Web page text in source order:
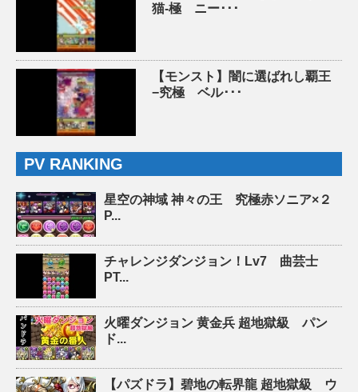
猫-極 ニー･･･
【モンスト】闇に選ばれし覇王
−究極 ベル･･･
PV RANKING
星空の神域 神々の王 究極赤ソニア×２
P...
チャレンジダンジョン！Lv7 曲芸士
PT...
火曜ダンジョン 黄金兵 超地獄級 パン
ド...
【パズドラ】碧地の転界龍 超地獄級 ウ